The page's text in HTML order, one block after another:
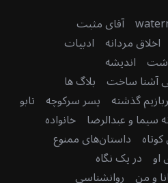
آقای مثبت
اخلاق مردانه ادبیات
اندیشه
آشنا ساخت بلاگ ها
گذشته پسر سرکوچه تابو
و عبدالرضا خانواده
داستان‌های ممنوع
در یک نگاه
و من روانشناسی